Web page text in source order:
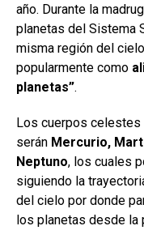
año. Durante la
planetas del Sistema
misma región del
popularmente como
planetas”.
Los cuerpos celestes
serán Mercurio,
Neptuno, los cuales
siguiendo la
del cielo por donde
los planetas desde la